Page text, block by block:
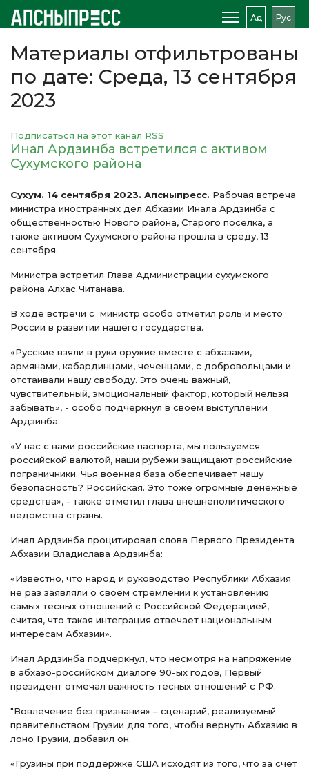
Аԥс Рус
Материалы отфильтрованы
по дате: Среда, 13 сентября
2023
Подписаться на этот канал RSS
Инал Ардзинба встретился с активом
Сухумского района
Сухум. 14 сентября 2023. Апсныпресс. Рабочая встреча
министра иностранных дел Абхазии Инала Ардзинба с
общественностью Нового района, Старого поселка, а
также активом Сухумского района прошла в среду, 13
сентября.
Министра встретил Глава Администрации сухумского
района Алхас Читанава.
В ходе встречи с министр особо отметил роль и место
России в развитии нашего государства.
«Русские взяли в руки оружие вместе с абхазами,
армянами, кабардинцами, чеченцами, с добровольцами и
отстаивали нашу свободу. Это очень важный,
чувствительный, эмоциональный фактор, который нельзя
забывать», - особо подчеркнул в своем выступлении
Ардзинба.
«У нас с вами российские паспорта, мы пользуемся
российской валютой, наши рубежи защищают российские
пограничники. Чья военная база обеспечивает нашу
безопасность? Российская. Это тоже огромные денежные
средства», - также отметил глава внешнеполитического
ведомства страны.
Инал Ардзинба процитировал слова Первого Президента
Абхазии Владислава Ардзинба:
«Известно, что народ и руководство Республики Абхазия
не раз заявляли о своем стремлении к установлению
самых тесных отношений с Российской Федерацией,
считая, что такая интеграция отвечает национальным
интересам Абхазии».
Инал Ардзинба подчеркнул, что несмотря на напряжение
в абхазо-российском диалоге 90-ых годов, Первый
президент отмечал важность тесных отношений с РФ.
"Вовлечение без признания» – сценарий, реализуемый
правительством Грузии для того, чтобы вернуть Абхазию в
лоно Грузии, добавил он.
«Грузины при поддержке США исходят из того, что за счет